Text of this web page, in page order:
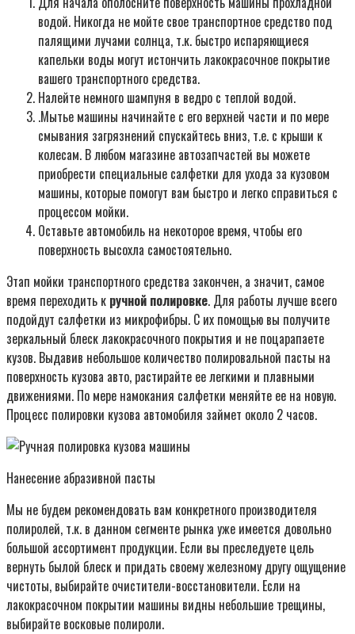
водой. Никогда не мойте свое транспортное средство под
палящими лучами солнца, т.к. быстро испаряющиеся
капельки воды могут истончить лакокрасочное покрытие
вашего транспортного средства.
Налейте немного шампуня в ведро с теплой водой.
.Мытье машины начинайте с его верхней части и по мере
смывания загрязнений спускайтесь вниз, т.е. с крыши к
колесам. В любом магазине автозапчастей вы можете
приобрести специальные салфетки для ухода за кузовом
машины, которые помогут вам быстро и легко справиться с
процессом мойки.
Оставьте автомобиль на некоторое время, чтобы его
поверхность высохла самостоятельно.
Этап мойки транспортного средства закончен, а значит, самое
время переходить к ручной полировке. Для работы лучше всего
подойдут салфетки из микрофибры. С их помощью вы получите
зеркальный блеск лакокрасочного покрытия и не поцарапаете
кузов. Выдавив небольшое количество полировальной пасты на
поверхность кузова авто, растирайте ее легкими и плавными
движениями. По мере намокания салфетки меняйте ее на новую.
Процесс полировки кузова автомобиля займет около 2 часов.
Нанесение абразивной пасты
Мы не будем рекомендовать вам конкретного производителя
полиролей, т.к. в данном сегменте рынка уже имеется довольно
большой ассортимент продукции. Если вы преследуете цель
вернуть былой блеск и придать своему железному другу ощущение
чистоты, выбирайте очистители-восстановители. Если на
лакокрасочном покрытии машины видны небольшие трещины,
выбирайте восковые полироли.